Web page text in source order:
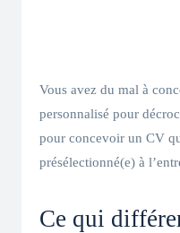
Vous avez du mal à
personnalisé pour
pour concevoir un CV
présélectionné(e) à
Ce qui